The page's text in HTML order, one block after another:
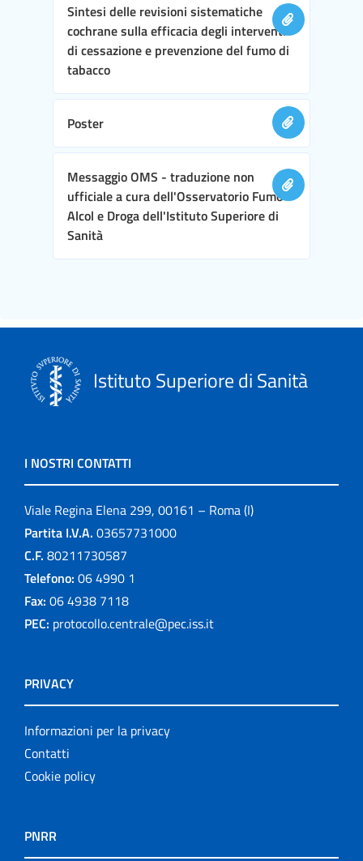
Sintesi delle revisioni sistematiche
cochrane sulla efficacia degli interventi
di cessazione e prevenzione del fumo di
tabacco
Poster
Messaggio OMS - traduzione non
ufficiale a cura dell'Osservatorio Fumo
Alcol e Droga dell'Istituto Superiore di
Sanità
Istituto Superiore di Sanità
I NOSTRI CONTATTI
Viale Regina Elena 299, 00161 – Roma (I)
Partita I.V.A. 03657731000
C.F. 80211730587
Telefono: 06 4990 1
Fax: 06 4938 7118
PEC: protocollo.centrale@pec.iss.it
PRIVACY
Informazioni per la privacy
Contatti
Cookie policy
PNRR